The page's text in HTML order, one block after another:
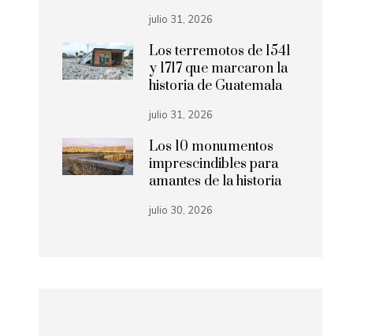
julio 31, 2026
Los terremotos de 1541
y 1717 que marcaron la
historia de Guatemala
julio 31, 2026
Los 10 monumentos
imprescindibles para
amantes de la historia
julio 30, 2026